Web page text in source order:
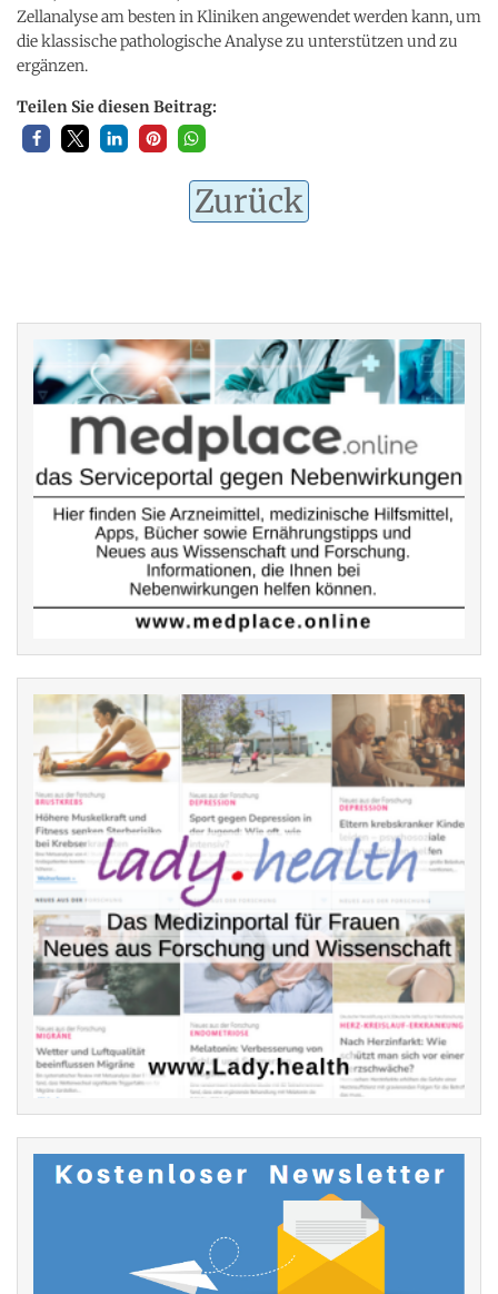
Zellanalyse am besten in Kliniken angewendet werden kann, um
die klassische pathologische Analyse zu unterstützen und zu
ergänzen.
Teilen Sie diesen Beitrag:
Zurück